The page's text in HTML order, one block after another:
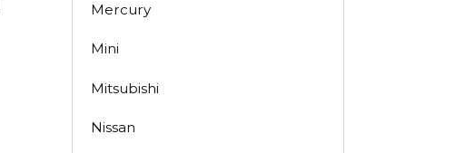
Mercury
Mini
Mitsubishi
Nissan